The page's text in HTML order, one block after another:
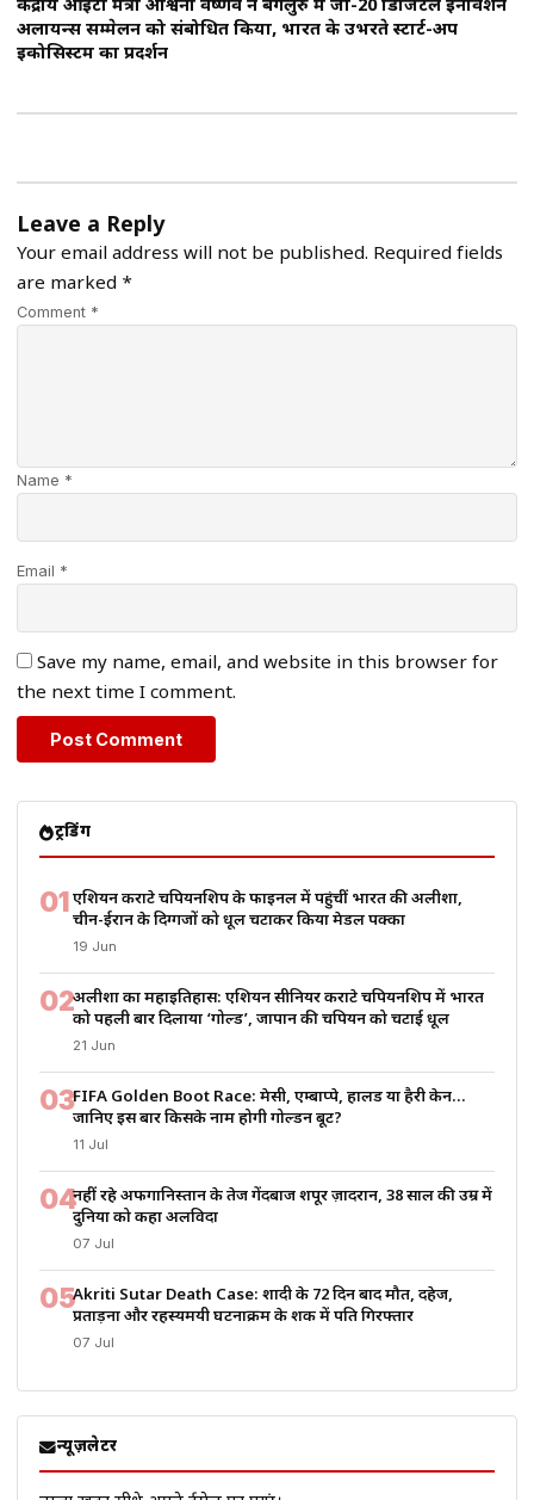
केंद्रीय आईटी मंत्री अश्विनी वैष्णव ने बेंगलुरु में जी-20 डिजिटल इनोवेशन
अलायन्स सम्मेलन को संबोधित किया, भारत के उभरते स्टार्ट-अप
इकोसिस्टम का प्रदर्शन
Leave a Reply
Your email address will not be published. Required fields
are marked *
Comment *
Name *
Email *
Save my name, email, and website in this browser for
the next time I comment.
ट्रेंडिंग
01एशियन कराटे चैंपियनशिप के फाइनल में पहुंचीं भारत की अलीशा,
चीन-ईरान के दिग्गजों को धूल चटाकर किया मेडल पक्का
19 Jun
02अलीशा का महाइतिहास: एशियन सीनियर कराटे चैंपियनशिप में भारत
को पहली बार दिलाया ‘गोल्ड’, जापान की चैंपियन को चटाई धूल
21 Jun
03FIFA Golden Boot Race: मेसी, एम्बाप्पे, हालैंड या हैरी केन…
जानिए इस बार किसके नाम होगी गोल्डन बूट?
11 Jul
04नहीं रहे अफगानिस्तान के तेज गेंदबाज शपूर ज़ादरान, 38 साल की उम्र में
दुनिया को कहा अलविदा
07 Jul
05Akriti Sutar Death Case: शादी के 72 दिन बाद मौत, दहेज,
प्रताड़ना और रहस्यमयी घटनाक्रम के शक में पति गिरफ्तार
07 Jul
न्यूज़लेटर